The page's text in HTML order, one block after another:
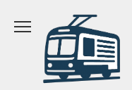
содержанию